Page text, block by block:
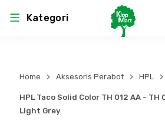
Kategori
Atap & Rangka
Produk Teknikal &
Sistem Pengudaraan
Home Aksesoris Perabot HPL
HPL Taco Solid Color TH 012 AA - TH
Light Grey